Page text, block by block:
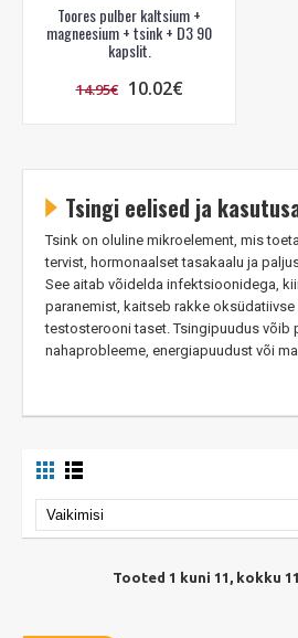
Toores pulber kaltsium +
magneesium + tsink + D3 90
kapslit.
14.95€ 10.02€
Tsingi eelised ja
Tsink on oluline mikroelement, mis
tervist, hormonaalset tasakaalu ja
See aitab võidelda infektsioonidega,
paranemist, kaitseb rakke
testosterooni taset. Tsingipuudus võib
nahaprobleeme, energiapuudust või
Tooted 1 kuni 11, kokku